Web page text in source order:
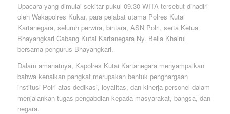
Upacara yang dimulai sekitar pukul 09.30 WITA tersebut dihadiri
oleh Wakapolres Kukar, para pejabat utama Polres Kutai
Kartanegara, seluruh perwira, bintara, ASN Polri, serta Ketua
Bhayangkari Cabang Kutai Kartanegara Ny. Bella Khairul
bersama pengurus Bhayangkari.
Dalam amanatnya, Kapolres Kutai Kartanegara menyampaikan
bahwa kenaikan pangkat merupakan bentuk penghargaan
institusi Polri atas dedikasi, loyalitas, dan kinerja personel dalam
menjalankan tugas pengabdian kepada masyarakat, bangsa, dan
negara.